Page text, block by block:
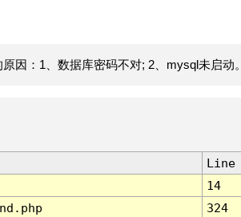
因：1、数据库密码不对; 2、mysql未启动。
Line
14
324